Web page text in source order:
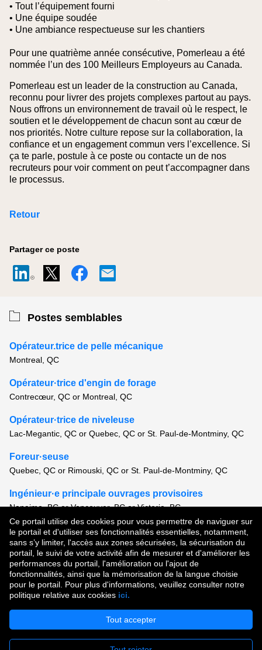
Ce portail utilise des cookies pour vous permettre de naviguer sur
le portail et d'utiliser ses fonctionnalités essentielles, notamment,
sans s’y limiter, l'accès aux zones sécurisées, la sécurisation du
portail, le suivi de votre activité afin de mesurer et d'améliorer les
performances du portail, l'amélioration ou l'ajout de
fonctionnalités, ainsi que la mémorisation de la langue choisie
pour le portail. Pour plus d'informations, veuillez consulter notre
politique relative aux cookies ici.
Tout accepter
• Tout l’équipement fourni
• Une équipe soudée
• Une ambiance respectueuse sur les chantiers
Pour une quatrième année consécutive, Pomerleau a été
nommée l’un des 100 Meilleurs Employeurs au Canada.
Pomerleau est un leader de la construction au Canada,
reconnu pour livrer des projets complexes partout au pays.
Nous offrons un environnement de travail où le respect, le
soutien et le développement de chacun sont au cœur de
nos priorités. Notre culture repose sur la collaboration, la
confiance et un engagement commun vers l’excellence. Si
ça te parle, postule à ce poste ou contacte un de nos
recruteurs pour voir comment on peut t’accompagner dans
le processus.
Retour
Partager ce poste
Postes semblables
Opérateur.trice de pelle mécanique
Montreal, QC
Opérateur·trice d'engin de forage
Contrecœur, QC or Montreal, QC
Opérateur·trice de niveleuse
Lac-Megantic, QC or Quebec, QC or St. Paul-de-Montminy, QC
Foreur·seuse
Quebec, QC or Rimouski, QC or St. Paul-de-Montminy, QC
Ingénieur·e principale ouvrages provisoires
Nanaimo, BC or Vancouver, BC or Victoria, BC
Voir tous les postes semblables
Droit d'auteur © 2026
Conditions d'utilisation | Politique de confidentialité